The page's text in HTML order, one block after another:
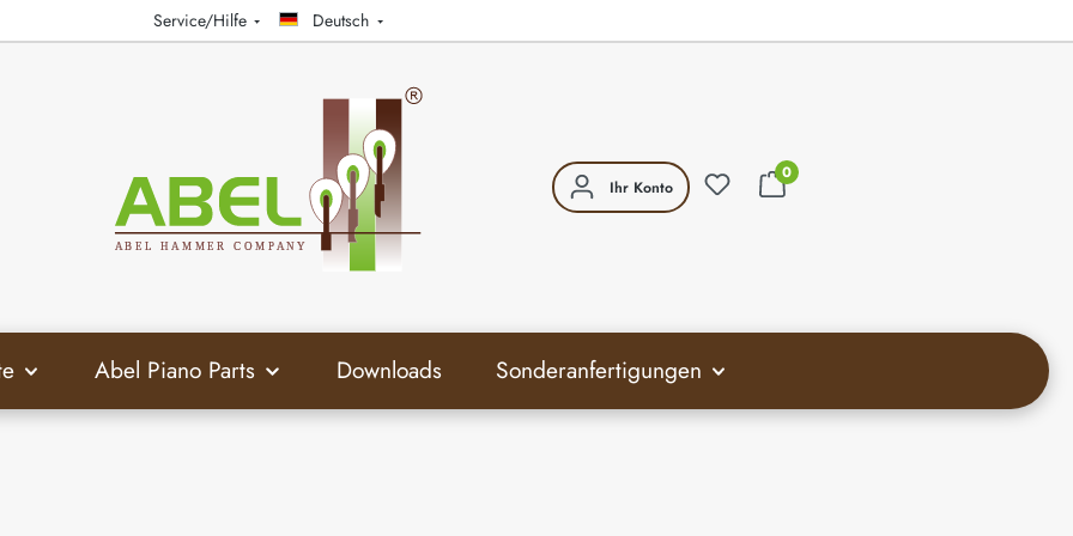
Service/Hilfe Deutsch
Ihr Konto
0
Abel Piano Parts Downloads Sonderanfertigungen